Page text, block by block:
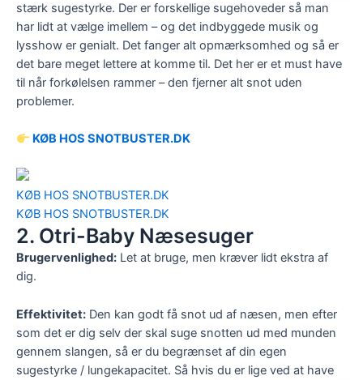
stærk sugestyrke. Der er forskellige sugehoveder så man
har lidt at vælge imellem – og det indbyggede musik og
lysshow er genialt. Det fanger alt opmærksomhed og så er
det bare meget lettere at komme til. Det her er et must have
til når forkølelsen rammer – den fjerner alt snot uden
problemer.
KØB HOS SNOTBUSTER.DK
KØB HOS SNOTBUSTER.DK
KØB HOS SNOTBUSTER.DK
2. Otri-Baby Næsesuger
Brugervenlighed: Let at bruge, men kræver lidt ekstra af
dig.
Effektivitet: Den kan godt få snot ud af næsen, men efter
som det er dig selv der skal suge snotten ud med munden
gennem slangen, så er du begrænset af din egen
sugestyrke / lungekapacitet. Så hvis du er lige ved at have